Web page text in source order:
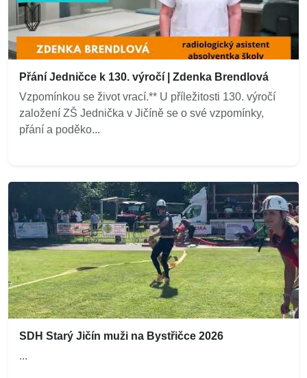
Přání Jedničce k 130. výročí | Zdenka Brendlová
Vzpomínkou se život vrací.** U příležitosti 130. výročí
založení ZŠ Jednička v Jičíně se o své vzpomínky,
přání a poděko...
SDH Starý Jičín muži na Bystřičce 2026
...